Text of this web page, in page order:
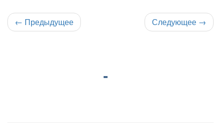
← Предыдущее Следующее →